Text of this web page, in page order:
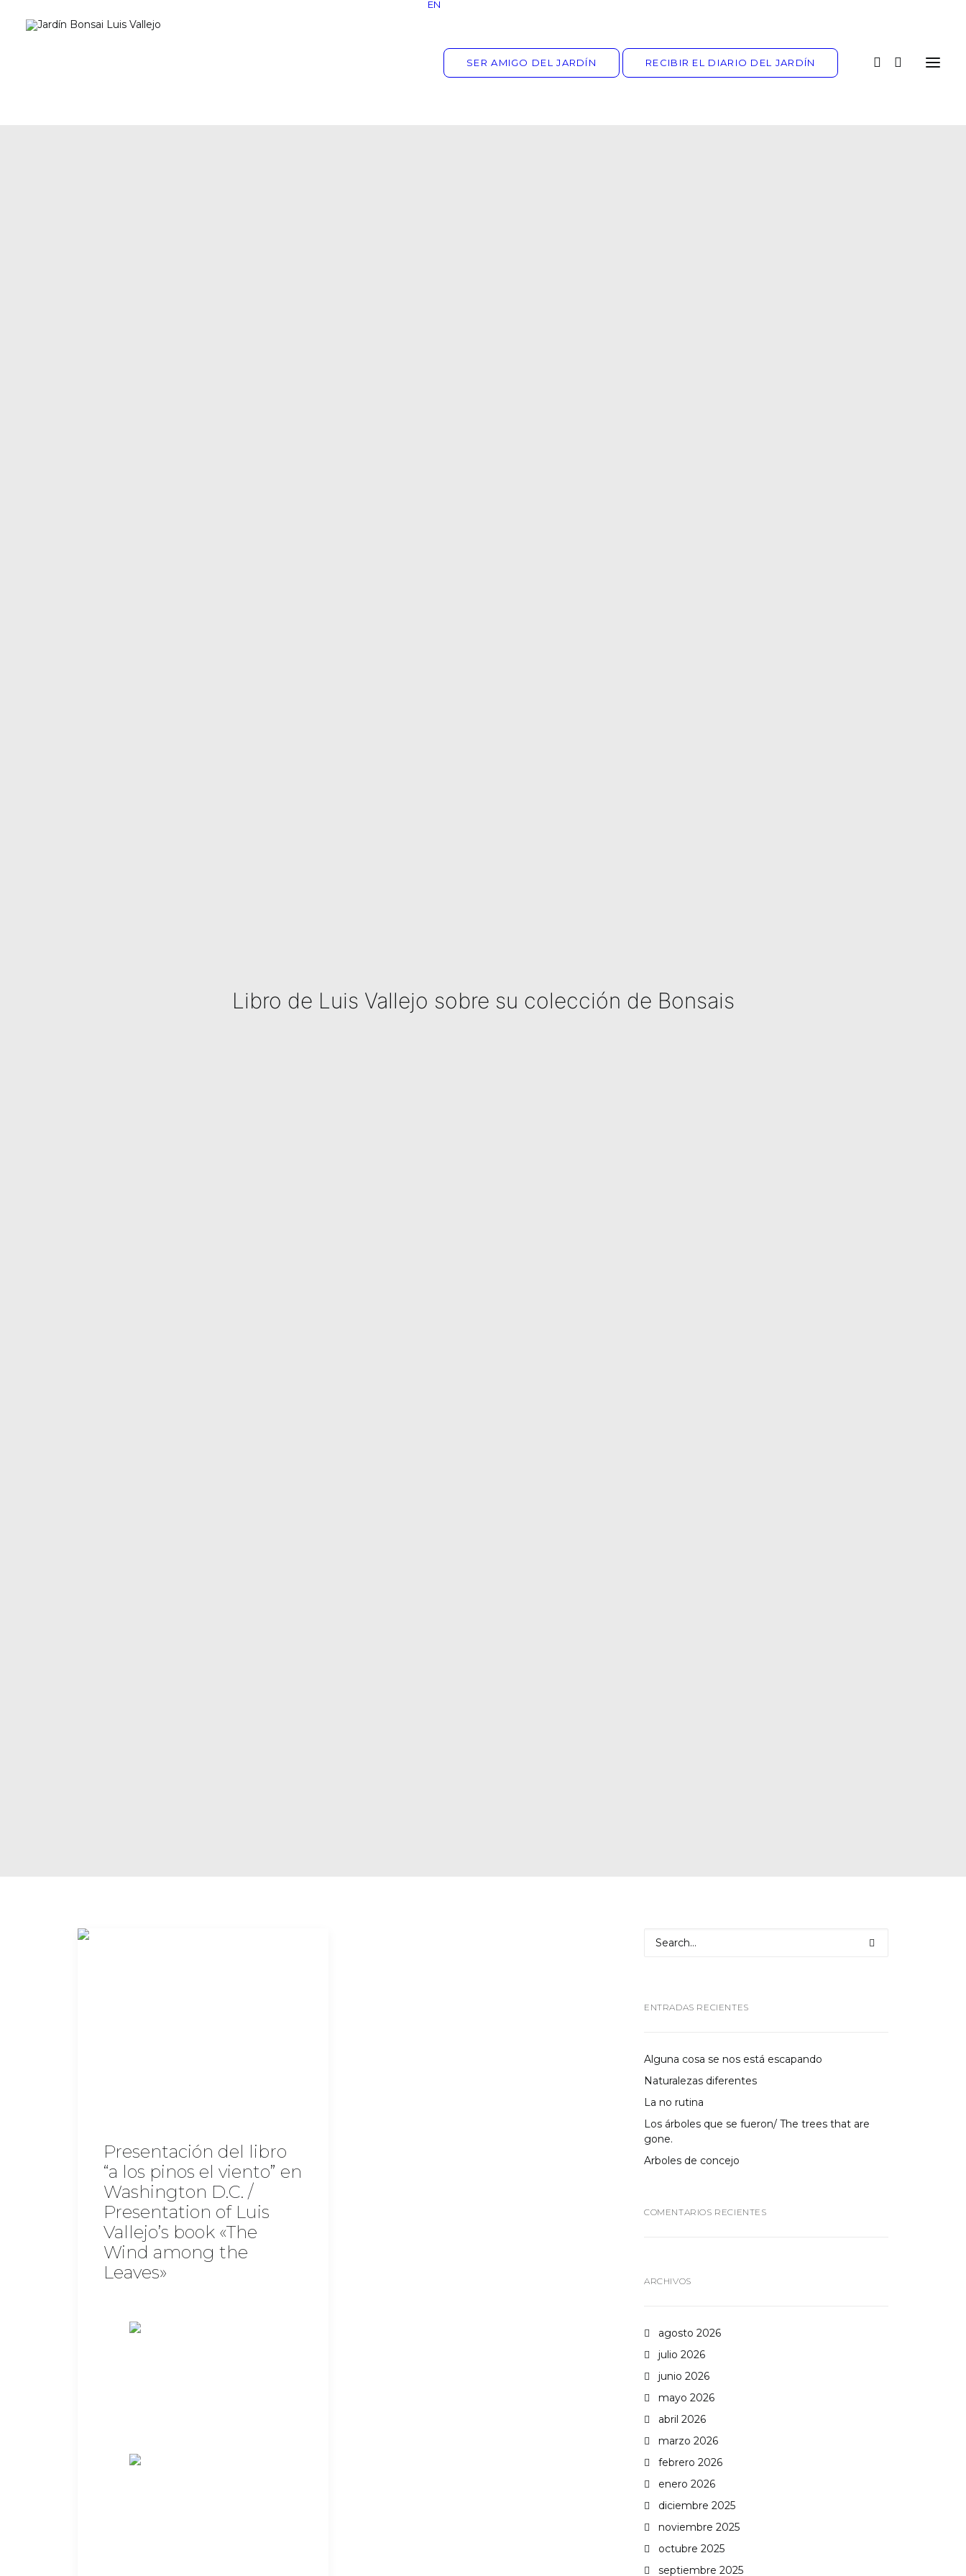
EN
SER AMIGO DEL JARDÍN RECIBIR EL DIARIO DEL JARDÍN
Libro de Luis Vallejo sobre su colección de Bonsais
Presentación del libro
“a los pinos el viento” en
Washington D.C. /
Presentation of Luis
Vallejo’s book «The
Wind among the
Leaves»
ENTRADAS RECIENTES
Alguna cosa se nos está escapando
Naturalezas diferentes
La no rutina
Los árboles que se fueron/ The trees that are
gone.
Arboles de concejo
COMENTARIOS RECIENTES
ARCHIVOS
agosto 2026
julio 2026
junio 2026
mayo 2026
abril 2026
marzo 2026
febrero 2026
enero 2026
diciembre 2025
noviembre 2025
octubre 2025
septiembre 2025